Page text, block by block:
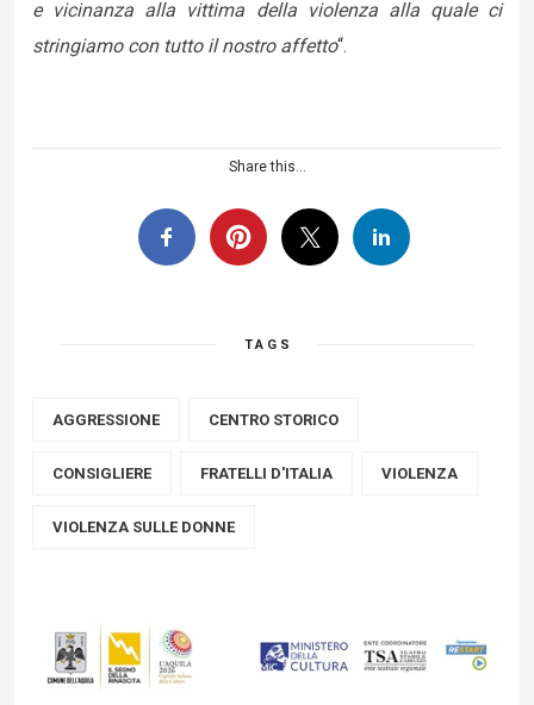
e vicinanza alla vittima della violenza alla quale ci
stringiamo con tutto il nostro affetto“.
Share this...
TAGS
AGGRESSIONE CENTRO STORICO
CONSIGLIERE FRATELLI D'ITALIA VIOLENZA
VIOLENZA SULLE DONNE